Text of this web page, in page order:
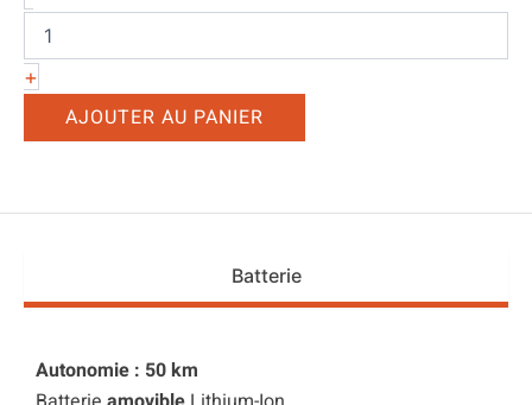
de
Batterie
Amovible
RT2
+
AJOUTER AU PANIER
Batterie
Autonomie : 50 km